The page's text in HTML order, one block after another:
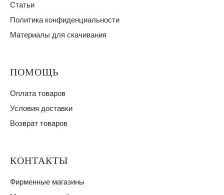
Статьи
Политика конфиденциальности
Материалы для скачивания
ПОМОЩЬ
Оплата товаров
Условия доставки
Возврат товаров
КОНТАКТЫ
Фирменные магазины